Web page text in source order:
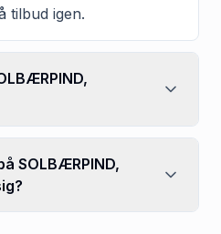
tilbud igen.
SOLBÆRPIND,